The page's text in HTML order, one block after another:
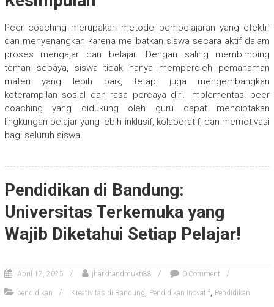
Peer coaching merupakan metode pembelajaran yang efektif
dan menyenangkan karena melibatkan siswa secara aktif dalam
proses mengajar dan belajar. Dengan saling membimbing
teman sebaya, siswa tidak hanya memperoleh pemahaman
materi yang lebih baik, tetapi juga mengembangkan
keterampilan sosial dan rasa percaya diri. Implementasi peer
coaching yang didukung oleh guru dapat menciptakan
lingkungan belajar yang lebih inklusif, kolaboratif, dan memotivasi
bagi seluruh siswa.
Pendidikan di Bandung:
Universitas Terkemuka yang
Wajib Diketahui Setiap Pelajar!
April 12, 2025 jharkhandmukti88 0 Comment
pendidikan Kreativitas di Bandung, Pendidikan Inovatif, Pendidikan